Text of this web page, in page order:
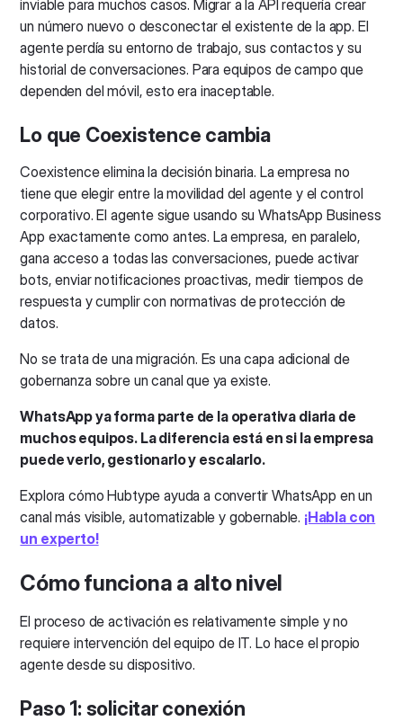
inviable para muchos casos. Migrar a la API requería crear
un número nuevo o desconectar el existente de la app. El
agente perdía su entorno de trabajo, sus contactos y su
historial de conversaciones. Para equipos de campo que
dependen del móvil, esto era inaceptable.
Lo que Coexistence cambia
Coexistence elimina la decisión binaria. La empresa no
tiene que elegir entre la movilidad del agente y el control
corporativo. El agente sigue usando su WhatsApp Business
App exactamente como antes. La empresa, en paralelo,
gana acceso a todas las conversaciones, puede activar
bots, enviar notificaciones proactivas, medir tiempos de
respuesta y cumplir con normativas de protección de
datos.
No se trata de una migración. Es una capa adicional de
gobernanza sobre un canal que ya existe.
WhatsApp ya forma parte de la operativa diaria de
muchos equipos. La diferencia está en si la empresa
puede verlo, gestionarlo y escalarlo.
Explora cómo Hubtype ayuda a convertir WhatsApp en un
canal más visible, automatizable y gobernable. ¡Habla con
un experto!
Cómo funciona a alto nivel
El proceso de activación es relativamente simple y no
requiere intervención del equipo de IT. Lo hace el propio
agente desde su dispositivo.
Paso 1: solicitar conexión